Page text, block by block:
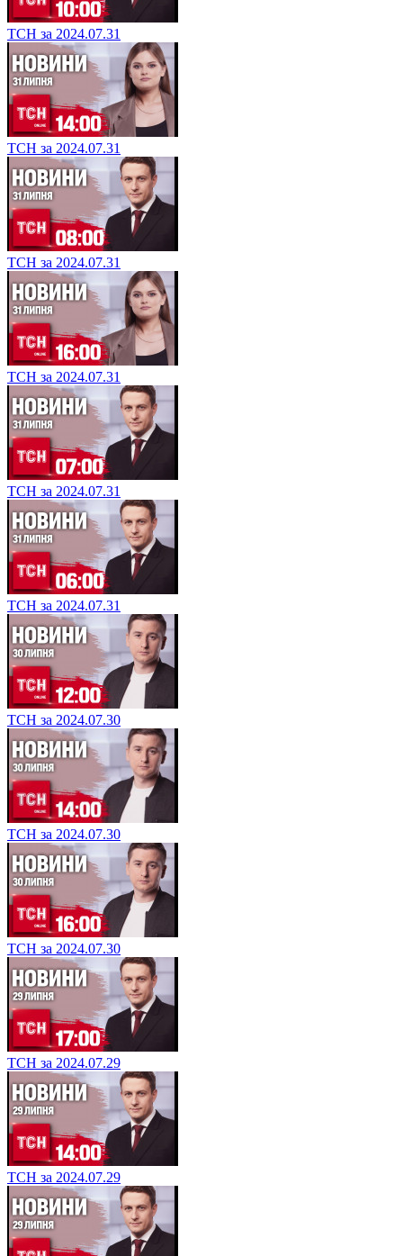
ТСН за 2024.07.31
ТСН за 2024.07.31
ТСН за 2024.07.31
ТСН за 2024.07.31
ТСН за 2024.07.31
ТСН за 2024.07.31
ТСН за 2024.07.30
ТСН за 2024.07.30
ТСН за 2024.07.30
ТСН за 2024.07.29
ТСН за 2024.07.29